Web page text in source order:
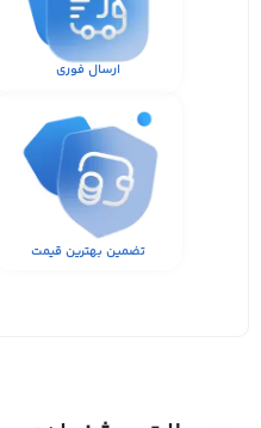
ارسال فوری
تضمین بهترین قیمت